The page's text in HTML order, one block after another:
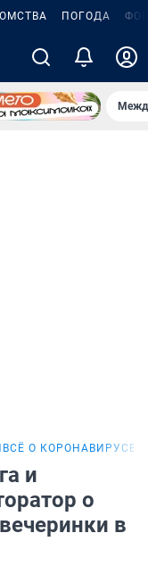
ПОГОДА
ВСЁ О КОРОНАВИРУСЕ
и
о
в